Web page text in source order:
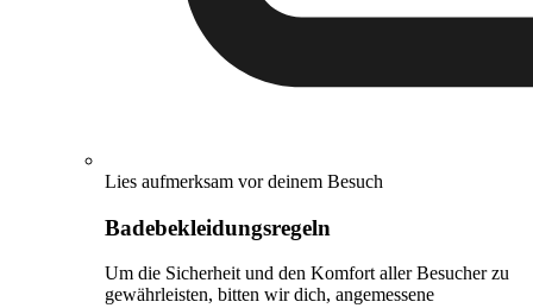
Lies aufmerksam vor deinem Besuch
Badebekleidungsregeln
Um die Sicherheit und den Komfort aller Besucher zu
gewährleisten, bitten wir dich, angemessene